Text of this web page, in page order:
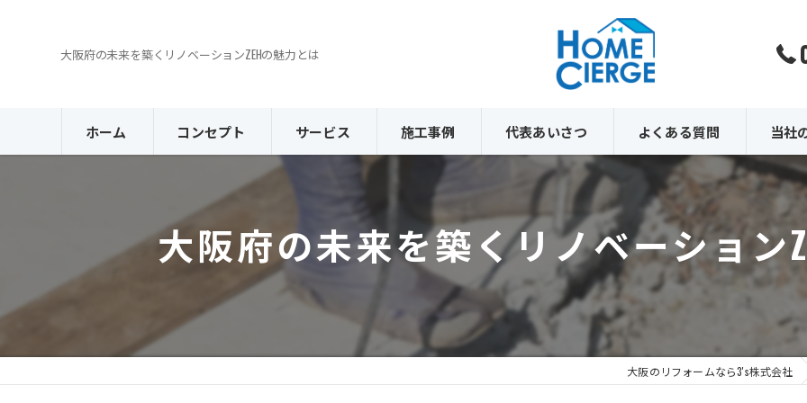
大阪府の未来を築くリノベーションZEHの魅力とは
ホーム コンセプト サービス 施工事例 代表あいさつ よくある質問 当社
内装
外壁
外構
原状回
解体
大阪府の未来を築くリノベーション
大阪のリフォームなら3's株式会社